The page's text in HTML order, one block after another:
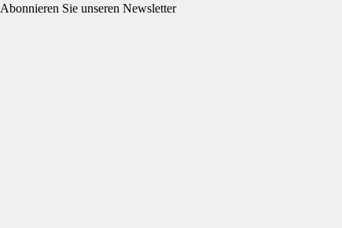
Abonnieren Sie unseren Newsletter